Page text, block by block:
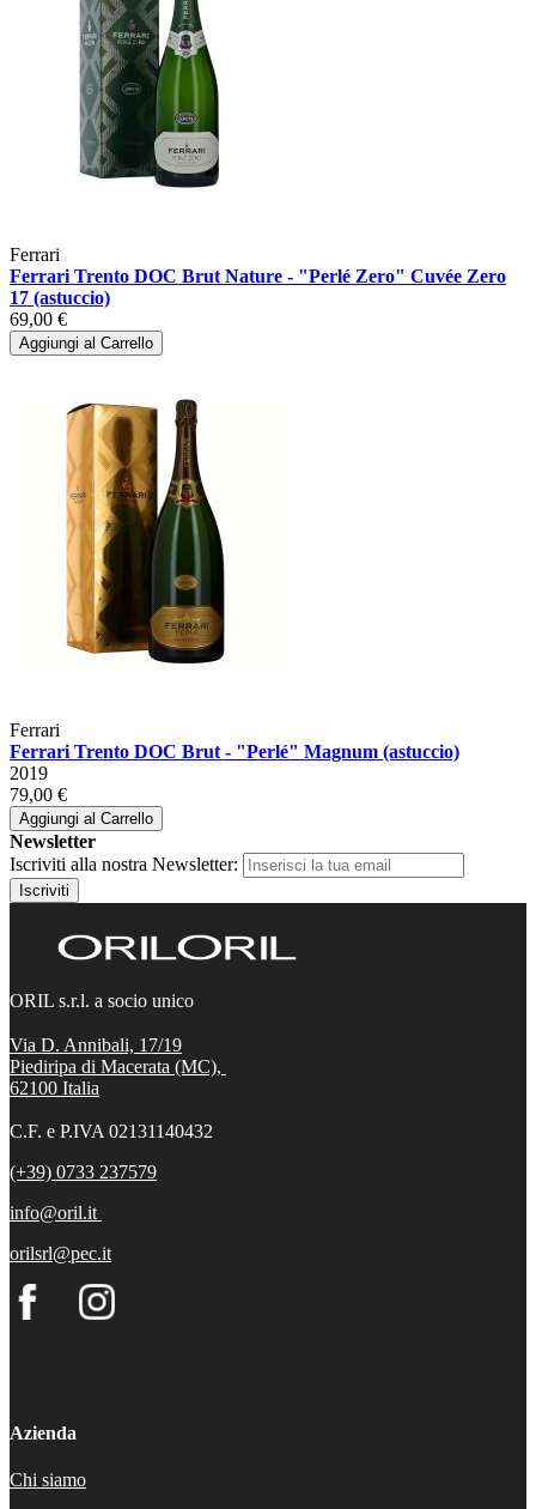
Ferrari
Ferrari Trento DOC Brut Nature - "Perlé Zero" Cuvée Zero
17 (astuccio)
69,00 €
Aggiungi al Carrello
Ferrari
Ferrari Trento DOC Brut - "Perlé" Magnum (astuccio)
2019
79,00 €
Aggiungi al Carrello
Newsletter
Iscriviti alla nostra Newsletter:
Iscriviti
ORIL s.r.l. a socio unico
Via D. Annibali, 17/19
Piediripa di Macerata (MC),
62100 Italia
C.F. e P.IVA 02131140432
(+39) 0733 237579
info@oril.it
orilsrl@pec.it
Azienda
Chi siamo